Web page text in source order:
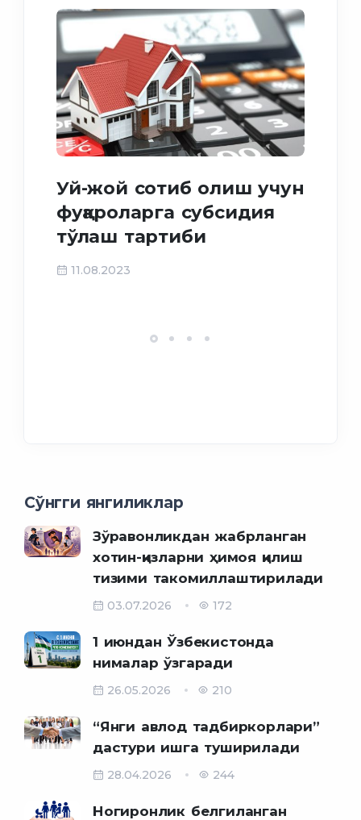
Уй-жой сотиб олиш учун
фуқароларга субсидия
тўлаш тартиби
11.08.2023
Сўнгги янгиликлар
Зўравонликдан жабрланган
хотин-қизларни ҳимоя қилиш
тизими такомиллаштирилади
03.07.2026 172
1 июндан Ўзбекистонда
нималар ўзгаради
26.05.2026 210
“Янги авлод тадбиркорлари”
дастури ишга туширилади
28.04.2026 244
Ногиронлик белгиланган